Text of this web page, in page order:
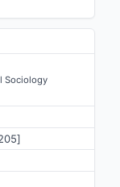
Sociology